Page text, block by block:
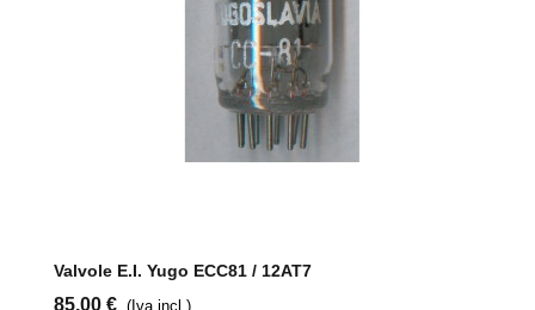
Valvole E.i. Yugo ECC81 / 12AT7
85,00 € (Iva incl.)